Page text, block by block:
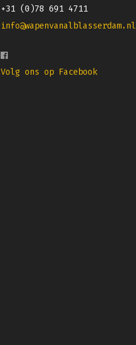
+31 (0)78 691 4711
info@wapenvanalblasserdam.nl
Volg ons op Facebook